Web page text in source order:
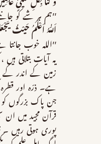
وَ کُنَّا بِکُلِّ شَیْئٍ
’’ہم ہر شے کو
اَللّٰہُ اَعْلَمُ حَیْثُ
’’اللہ خوب جانتا
یہ آیات بتلاتی
زمین کے اندر کے
ہے۔ ذرّہ اور
جن پاک بزرگوں کو
قرآن مجید میں ان
پوری ہوتی رہیں